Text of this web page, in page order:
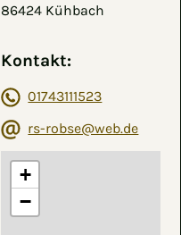
86424 Kühbach
Kontakt:
01743111523
rs-robse@web.de
+
−